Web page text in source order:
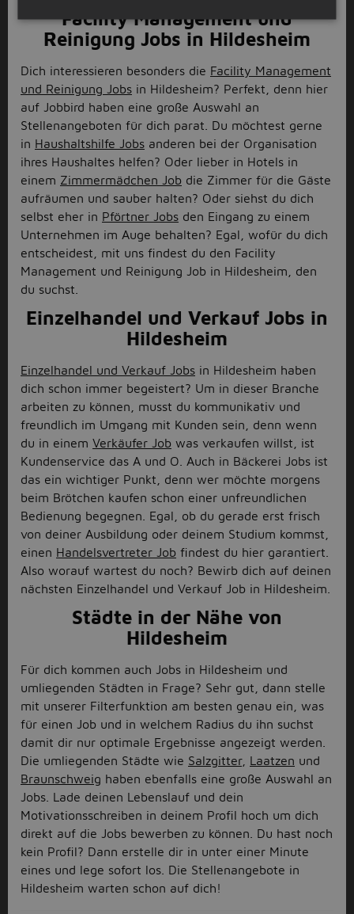
Facility Management und
Reinigung Jobs in Hildesheim
Dich interessieren besonders die Facility Management
und Reinigung Jobs in Hildesheim? Perfekt, denn hier
auf Jobbird haben eine große Auswahl an
Stellenangeboten für dich parat. Du möchtest gerne
in Haushaltshilfe Jobs anderen bei der Organisation
ihres Haushaltes helfen? Oder lieber in Hotels in
einem Zimmermädchen Job die Zimmer für die Gäste
aufräumen und sauber halten? Oder siehst du dich
selbst eher in Pförtner Jobs den Eingang zu einem
Unternehmen im Auge behalten? Egal, wofür du dich
entscheidest, mit uns findest du den Facility
Management und Reinigung Job in Hildesheim, den
du suchst.
Einzelhandel und Verkauf Jobs in
Hildesheim
Einzelhandel und Verkauf Jobs in Hildesheim haben
dich schon immer begeistert? Um in dieser Branche
arbeiten zu können, musst du kommunikativ und
freundlich im Umgang mit Kunden sein, denn wenn
du in einem Verkäufer Job was verkaufen willst, ist
Kundenservice das A und O. Auch in Bäckerei Jobs ist
das ein wichtiger Punkt, denn wer möchte morgens
beim Brötchen kaufen schon einer unfreundlichen
Bedienung begegnen. Egal, ob du gerade erst frisch
von deiner Ausbildung oder deinem Studium kommst,
einen Handelsvertreter Job findest du hier garantiert.
Also worauf wartest du noch? Bewirb dich auf deinen
nächsten Einzelhandel und Verkauf Job in Hildesheim.
Städte in der Nähe von
Hildesheim
Für dich kommen auch Jobs in Hildesheim und
umliegenden Städten in Frage? Sehr gut, dann stelle
mit unserer Filterfunktion am besten genau ein, was
für einen Job und in welchem Radius du ihn suchst
damit dir nur optimale Ergebnisse angezeigt werden.
Die umliegenden Städte wie Salzgitter, Laatzen und
Braunschweig haben ebenfalls eine große Auswahl an
Jobs. Lade deinen Lebenslauf und dein
Motivationsschreiben in deinem Profil hoch um dich
direkt auf die Jobs bewerben zu können. Du hast noch
kein Profil? Dann erstelle dir in unter einer Minute
eines und lege sofort los. Die Stellenangebote in
Hildesheim warten schon auf dich!